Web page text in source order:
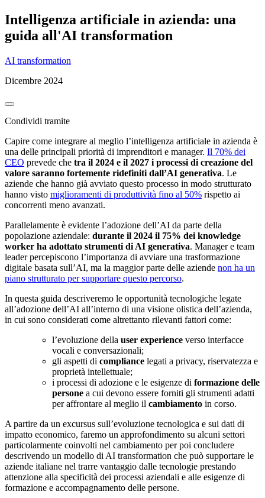
Intelligenza artificiale in azienda: una
guida all'AI transformation
AI transformation
Dicembre 2024
Condividi tramite
Capire come integrare al meglio l’intelligenza artificiale in azienda è
una delle principali priorità di imprenditori e manager. Il 70% dei
CEO prevede che tra il 2024 e il 2027 i processi di creazione del
valore saranno fortemente ridefiniti dall’AI generativa. Le
aziende che hanno già avviato questo processo in modo strutturato
hanno visto miglioramenti di produttività fino al 50% rispetto ai
concorrenti meno avanzati.
Parallelamente è evidente l’adozione dell’AI da parte della
popolazione aziendale: durante il 2024 il 75% dei knowledge
worker ha adottato strumenti di AI generativa. Manager e team
leader percepiscono l’importanza di avviare una trasformazione
digitale basata sull’AI, ma la maggior parte delle aziende non ha un
piano strutturato per supportare questo percorso.
In questa guida descriveremo le opportunità tecnologiche legate
all’adozione dell’AI all’interno di una visione olistica dell’azienda,
in cui sono considerati come altrettanto rilevanti fattori come:
l’evoluzione della user experience verso interfacce
vocali e conversazionali;
gli aspetti di compliance legati a privacy, riservatezza e
proprietà intellettuale;
i processi di adozione e le esigenze di formazione delle
persone a cui devono essere forniti gli strumenti adatti
per affrontare al meglio il cambiamento in corso.
A partire da un excursus sull’evoluzione tecnologica e sui dati di
impatto economico, faremo un approfondimento su alcuni settori
particolarmente coinvolti nel cambiamento per poi concludere
descrivendo un modello di AI transformation che può supportare le
aziende italiane nel trarre vantaggio dalle tecnologie prestando
attenzione alla specificità dei processi aziendali e alle esigenze di
formazione e accompagnamento delle persone.